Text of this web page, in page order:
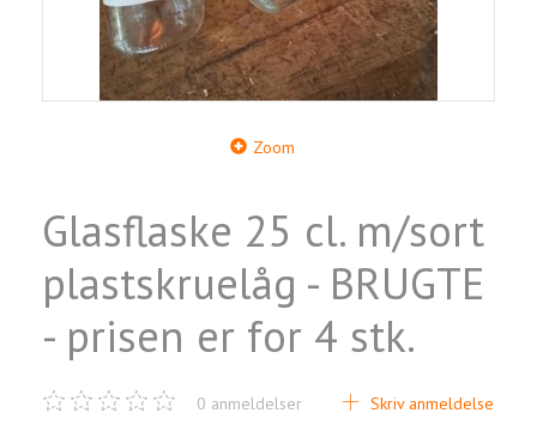
Zoom
Glasflaske 25 cl. m/sort
plastskruelåg - BRUGTE
- prisen er for 4 stk.
0 anmeldelser Skriv anmeldelse